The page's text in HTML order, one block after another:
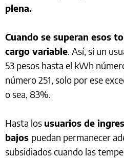
plena.
Cuando se superan esos
cargo variable. Así, si un
53 pesos hasta el kWh
número 251, solo por ese
o sea, 83%.
Hasta los usuarios de
bajos puedan permanecer
subsidiados cuando las